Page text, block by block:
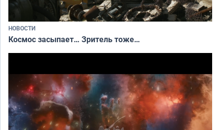
НОВОСТИ
Космос засыпает… Зритель тоже…